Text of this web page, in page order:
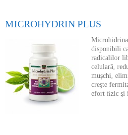
MICROHYDRIN PLUS
Microhidrina
disponibili
radicalilor
celulară,
muşchi,
creşte
efort ﬁzic şi